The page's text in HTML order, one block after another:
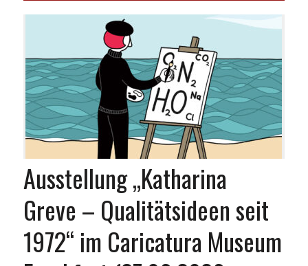
Ausstellung „Katharina
Greve – Qualitätsideen seit
1972“ im Caricatura Museum